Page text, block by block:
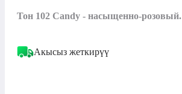
Тон 102 Candy - насыщенно-розовый.
Акысыз жеткирүү